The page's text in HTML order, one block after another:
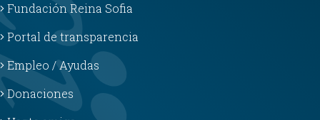
Fundación Reina Sofia
Portal de transparencia
Empleo / Ayudas
Donaciones